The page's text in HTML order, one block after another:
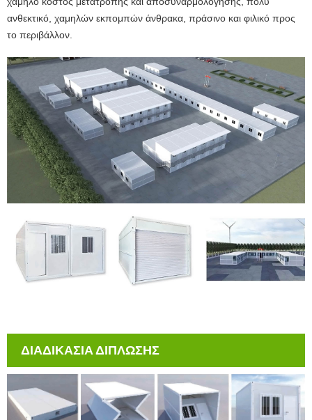
ανθεκτικό, χαμηλών εκπομπών άνθρακα, πράσινο και φιλικό προς
το περιβάλλον.
ΔΙΑΔΙΚΑΣΙΑ ΔΙΠΛΩΣΗΣ